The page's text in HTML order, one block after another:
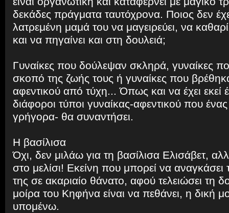
δεκάδες πράγματα ταυτόχρονα. Ποιος δεν
λατρεμένη μαμά του να μαγειρεύει, να
και να πηγαίνει και στη δουλειά;
Γυναίκες που δούλεψαν σκληρά, γυναίκες
σκοπό της ζωής τους ή γυναίκες που
αφεντικού από τύχη... Όπως και να έχει
διάφοροι τύποι γυναίκας-αφεντικού που
γρήγορα- θα συναντήσει.
Η βασίλισα
Όχι, δεν μιλάω για τη βασίλισα Ελισάβετ,
στο μελίσι! Εκείνη που μπορεί να
της σε ακαριαίο θάνατο, αφού τελειώσει τη
μοίρα του Κηφήνα είναι να πεθάνει, η δική
υπομένω.